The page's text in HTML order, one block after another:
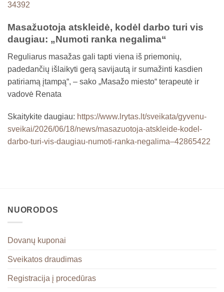
34392
Masažuotoja atskleidė, kodėl darbo turi vis
daugiau: „Numoti ranka negalima“
Reguliarus masažas gali tapti viena iš priemonių,
padedančių išlaikyti gerą savijautą ir sumažinti kasdien
patiriamą įtampą“, – sako „Masažo miesto“ terapeutė ir
vadovė Renata
Skaitykite daugiau: https://www.lrytas.lt/sveikata/gyvenu-
sveikai/2026/06/18/news/masazuotoja-atskleide-kodel-
darbo-turi-vis-daugiau-numoti-ranka-negalima–42865422
NUORODOS
Dovanų kuponai
Sveikatos draudimas
Registracija į procedūras